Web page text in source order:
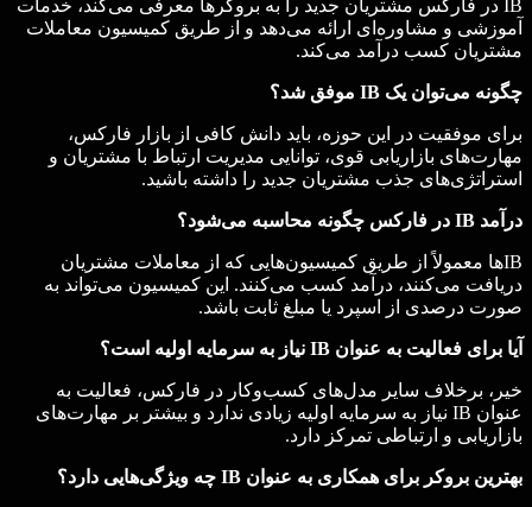
IB در فارکس مشتریان جدید را به بروکرها معرفی می‌کند، خدمات
آموزشی و مشاوره‌ای ارائه می‌دهد و از طریق کمیسیون معاملات
مشتریان کسب درآمد می‌کند.
چگونه می‌توان یک IB موفق شد؟
برای موفقیت در این حوزه، باید دانش کافی از بازار فارکس،
مهارت‌های بازاریابی قوی، توانایی مدیریت ارتباط با مشتریان و
استراتژی‌های جذب مشتریان جدید را داشته باشید.
درآمد IB در فارکس چگونه محاسبه می‌شود؟
IBها معمولاً از طریق کمیسیون‌هایی که از معاملات مشتریان
دریافت می‌کنند، درآمد کسب می‌کنند. این کمیسیون می‌تواند به
صورت درصدی از اسپرد یا مبلغ ثابت باشد.
آیا برای فعالیت به عنوان IB نیاز به سرمایه اولیه است؟
خیر، برخلاف سایر مدل‌های کسب‌وکار در فارکس، فعالیت به
عنوان IB نیاز به سرمایه اولیه زیادی ندارد و بیشتر بر مهارت‌های
بازاریابی و ارتباطی تمرکز دارد.
بهترین بروکر برای همکاری به عنوان IB چه ویژگی‌هایی دارد؟